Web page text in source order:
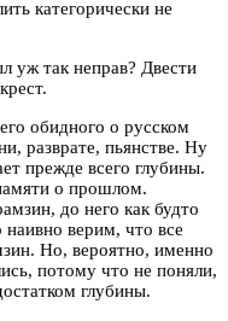
категорически не
уж так неправ? Двести
обидного о русском
разврате, пьянстве. Ну
прежде всего глубины.
о прошлом.
до него как будто
верим, что все
Но, вероятно, именно
потому что не поняли,
глубины.